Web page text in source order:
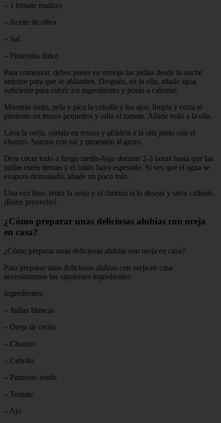
– 1 tomate maduro
– Aceite de oliva
– Sal
– Pimentón dulce
Para comenzar, debes poner en remojo las judías desde la noche
anterior para que se ablanden. Después, en la olla, añade agua
suficiente para cubrir los ingredientes y ponla a calentar.
Mientras tanto, pela y pica la cebolla y los ajos; limpia y corta el
pimiento en trozos pequeños y ralla el tomate. Añade todo a la olla.
Lava la oreja, córtala en trozos y añádela a la olla junto con el
chorizo. Sazona con sal y pimentón al gusto.
Deja cocer todo a fuego medio-bajo durante 2-3 horas hasta que las
judías estén tiernas y el caldo haya espesado. Si ves que el agua se
evapora demasiado, añade un poco más.
Una vez listo, retira la oreja y el chorizo si lo deseas y sirve caliente.
¡Buen provecho!
¿Cómo preparar unas deliciosas alubias con oreja
en casa?
¿Cómo preparar unas deliciosas alubias con oreja en casa?
Para preparar unas deliciosas alubias con oreja en casa
necesitaremos los siguientes ingredientes:
Ingredientes:
– Judías blancas
– Oreja de cerdo
– Chorizo
– Cebolla
– Pimiento verde
– Tomate
– Ajo